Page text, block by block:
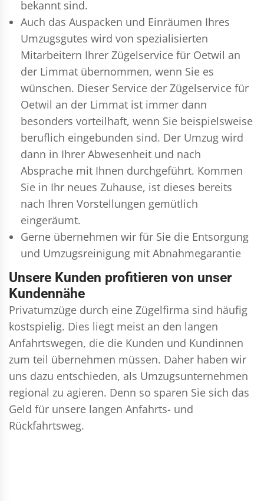
bekannt sind.
Auch das Auspacken und Einräumen Ihres
Umzugsgutes wird von spezialisierten
Mitarbeitern Ihrer Zügelservice für Oetwil an
der Limmat übernommen, wenn Sie es
wünschen. Dieser Service der Zügelservice für
Oetwil an der Limmat ist immer dann
besonders vorteilhaft, wenn Sie beispielsweise
beruflich eingebunden sind. Der Umzug wird
dann in Ihrer Abwesenheit und nach
Absprache mit Ihnen durchgeführt. Kommen
Sie in Ihr neues Zuhause, ist dieses bereits
nach Ihren Vorstellungen gemütlich
eingeräumt.
Gerne übernehmen wir für Sie die Entsorgung
und Umzugsreinigung mit Abnahmegarantie
Unsere Kunden profitieren von unser
Kundennähe
Privatumzüge durch eine Zügelfirma sind häufig
kostspielig. Dies liegt meist an den langen
Anfahrtswegen, die die Kunden und Kundinnen
zum teil übernehmen müssen. Daher haben wir
uns dazu entschieden, als Umzugsunternehmen
regional zu agieren. Denn so sparen Sie sich das
Geld für unsere langen Anfahrts- und
Rückfahrtsweg.